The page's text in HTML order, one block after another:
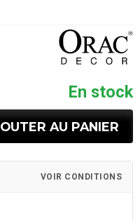
En stock
AU PANIER
VOIR CONDITIONS